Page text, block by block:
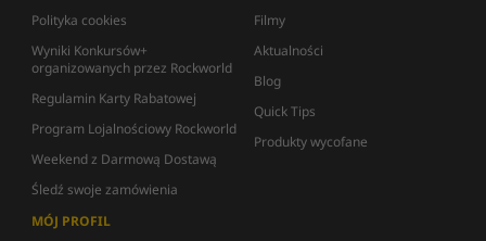
Polityka cookies
Wyniki Konkursów+
organizowanych przez Rockworld
Regulamin Karty Rabatowej
Program Lojalnościowy Rockworld
Weekend z Darmową Dostawą
Śledź swoje zamówienia
Filmy
Aktualności
Blog
Quick Tips
Produkty wycofane
MÓJ PROFIL